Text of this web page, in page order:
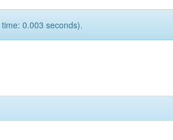
0.003 seconds).